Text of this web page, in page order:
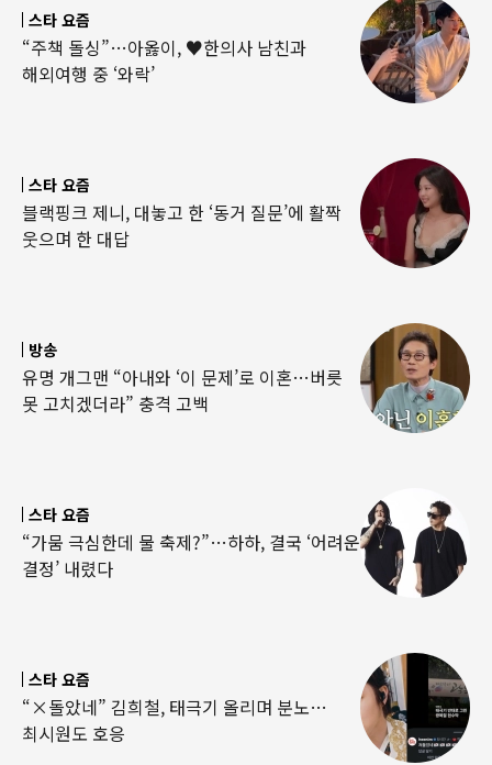
스타 요즘
“주책 돌싱”…아옳이, ♥한의사 남친과
해외여행 중 ‘와락’
스타 요즘
블랙핑크 제니, 대놓고 한 ‘동거 질문’에 활짝
웃으며 한 대답
방송
유명 개그맨 “아내와 ‘이 문제’로 이혼…버릇
못 고치겠더라” 충격 고백
스타 요즘
“가뭄 극심한데 물 축제?”…하하, 결국 ‘어려운
결정’ 내렸다
스타 요즘
“×돌았네” 김희철, 태극기 올리며 분노…
최시원도 호응